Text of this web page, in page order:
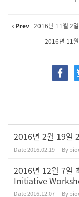
Prev 2016년 11월 2
2016년 11
2016년 2월 19일
Date2016.02.19 By
2016년 12월 7일
Initiative
Date2016.12.07 By